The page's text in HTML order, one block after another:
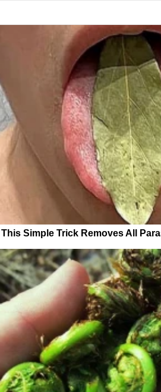
This Simple Trick Removes All